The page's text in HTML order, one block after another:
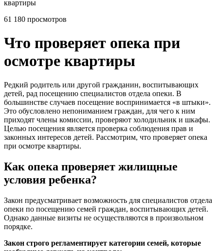
квартиры
61 180 просмотров
Что проверяет опека при
осмотре квартиры
Редкий родитель или другой гражданин, воспитывающих
детей, рад посещению специалистов отдела опеки. В
большинстве случаев посещение воспринимается «в штыки».
Это обусловлено непониманием граждан, для чего к ним
приходят члены комиссии, проверяют холодильник и шкафы.
Целью посещения является проверка соблюдения прав и
законных интересов детей. Рассмотрим, что проверяет опека
при осмотре квартиры.
Как опека проверяет жилищные
условия ребенка?
Закон предусматривает возможность для специалистов отдела
опеки по посещению семей граждан, воспитывающих детей.
Однако данные визиты не осуществляются в произвольном
порядке.
Закон строго регламентирует категории семей, которые